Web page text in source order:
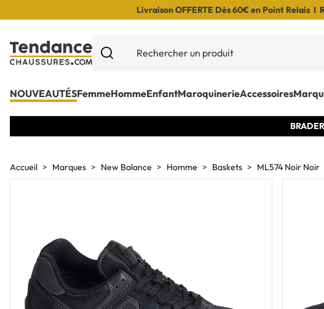
Livraison OFFERTE Dès 60€ en Point Relais I
NOUVEAUTÉSFemmeHommeEnfantMaroquinerieAccessoires
Accueil Marques New Balance Homme Baskets ML574 Noir Noir